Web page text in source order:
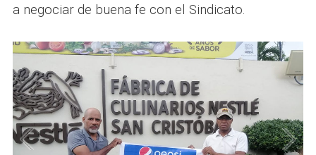
a negociar de buena fe con el Sindicato.